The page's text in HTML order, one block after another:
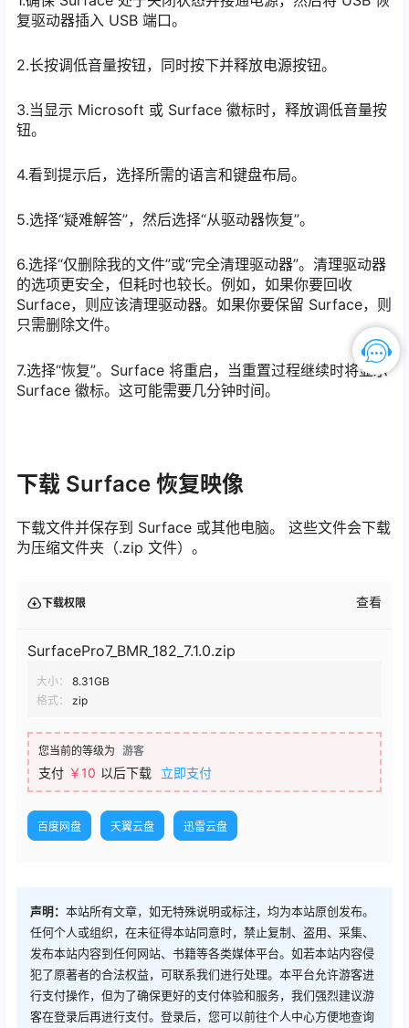
复驱动器插入 USB 端口。
2.长按调低音量按钮，同时按下并释放电源按钮。
3.当显示 Microsoft 或 Surface 徽标时，释放调低音量按
钮。
4.看到提示后，选择所需的语言和键盘布局。
5.选择“疑难解答”，然后选择“从驱动器恢复”。
6.选择“仅删除我的文件”或“完全清理驱动器”。清理驱动器
的选项更安全，但耗时也较长。例如，如果你要回收
Surface，则应该清理驱动器。如果你要保留 Surface，则
只需删除文件。
7.选择“恢复”。Surface 将重启，当重置过程继续时将显示
Surface 徽标。这可能需要几分钟时间。
下载 Surface 恢复映像
下载文件并保存到 Surface 或其他电脑。 这些文件会下载
为压缩文件夹（.zip 文件）。
下载权限 查看
SurfacePro7_BMR_182_7.1.0.zip
大小：
8.31GB
格式：
zip
您当前的等级为 游客
支付 ￥10 以后下载 立即支付
百度网盘 天翼云盘 迅雷云盘
声明： 本站所有文章，如无特殊说明或标注，均为本站原创发布。
任何个人或组织，在未征得本站同意时，禁止复制、盗用、采集、
发布本站内容到任何网站、书籍等各类媒体平台。如若本站内容侵
犯了原著者的合法权益，可联系我们进行处理。本平台允许游客进
行支付操作，但为了确保更好的支付体验和服务，我们强烈建议游
客在登录后再进行支付。登录后，您可以前往个人中心方便地查询